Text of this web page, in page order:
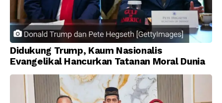
Didukung Trump, Kaum Nasionalis
Evangelikal Hancurkan Tatanan Moral Dunia